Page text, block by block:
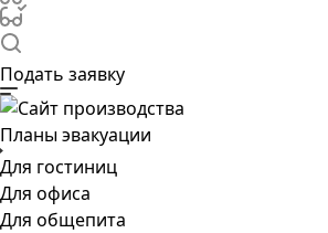
Подать заявку
Планы эвакуации
Для гостиниц
Для офиса
Для общепита